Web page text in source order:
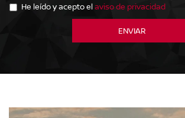
He leído y acepto elaviso de privacidad